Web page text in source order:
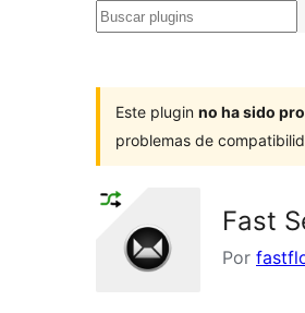
Buscar
Este plugin no ha sido
problemas de
Fast
Por